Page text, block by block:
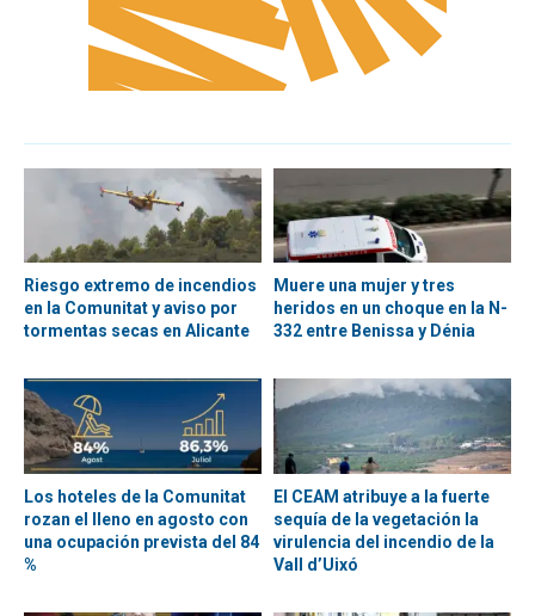
Riesgo extremo de incendios
en la Comunitat y aviso por
tormentas secas en Alicante
Muere una mujer y tres
heridos en un choque en la N-
332 entre Benissa y Dénia
Los hoteles de la Comunitat
rozan el lleno en agosto con
una ocupación prevista del 84
%
El CEAM atribuye a la fuerte
sequía de la vegetación la
virulencia del incendio de la
Vall d’Uixó